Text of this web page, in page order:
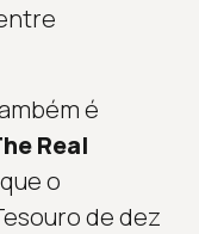
é
Real
o
de dez